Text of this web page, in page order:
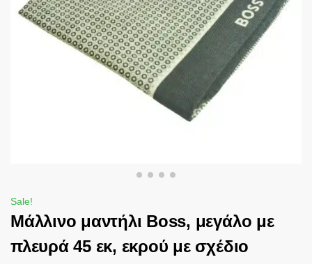
Sale!
Μάλλινο μαντήλι Boss, μεγάλο με
πλευρά 45 εκ, εκρού με σχέδιο